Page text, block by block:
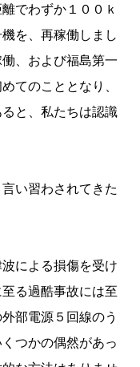
でわずか１００ｋ
を、再稼働しまし
、および福島第一
てのこととなり、
と、私たちは認識
い習わされてきた
による損傷を受け
る過酷事故には至
部電源５回線のう
つかの偶然があっ